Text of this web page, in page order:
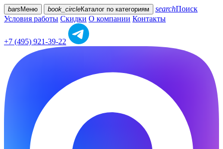
bars Меню book_circleКаталог по категориям searchПоиск
Условия работы Скидки О компании Контакты
+7 (495) 921-39-22